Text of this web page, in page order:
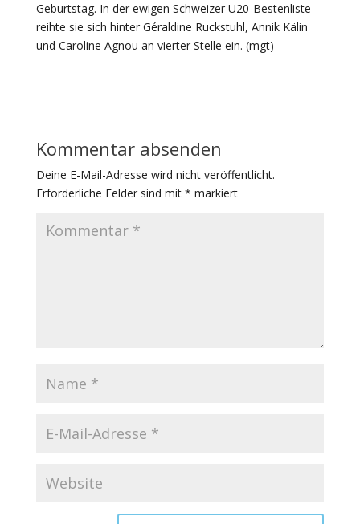
Geburtstag. In der ewigen Schweizer U20-Bestenliste
reihte sie sich hinter Géraldine Ruckstuhl, Annik Kälin
und Caroline Agnou an vierter Stelle ein. (mgt)
Kommentar absenden
Deine E-Mail-Adresse wird nicht veröffentlicht.
Erforderliche Felder sind mit * markiert